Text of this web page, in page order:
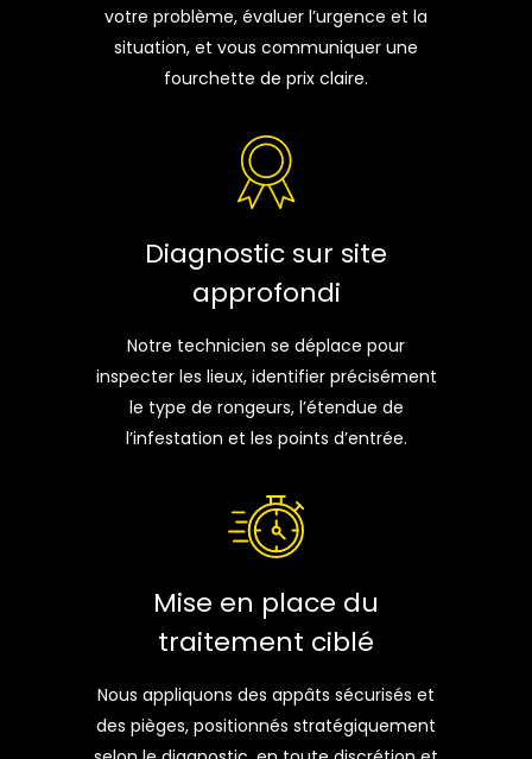
votre problème, évaluer l’urgence et la
situation, et vous communiquer une
fourchette de prix claire.
Diagnostic sur site
approfondi
Notre technicien se déplace pour
inspecter les lieux, identifier précisément
le type de rongeurs, l’étendue de
l’infestation et les points d’entrée.
Mise en place du
traitement ciblé
Nous appliquons des appâts sécurisés et
des pièges, positionnés stratégiquement